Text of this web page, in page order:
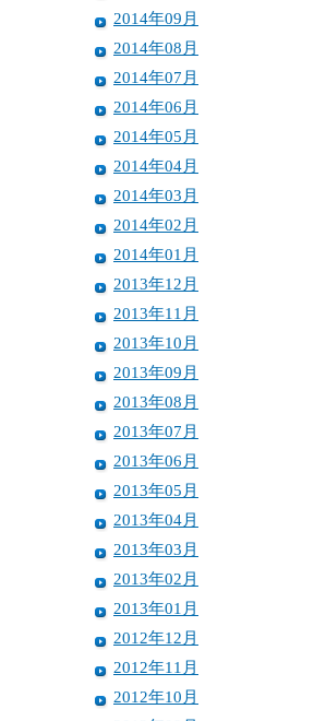
2014年09月
2014年08月
2014年07月
2014年06月
2014年05月
2014年04月
2014年03月
2014年02月
2014年01月
2013年12月
2013年11月
2013年10月
2013年09月
2013年08月
2013年07月
2013年06月
2013年05月
2013年04月
2013年03月
2013年02月
2013年01月
2012年12月
2012年11月
2012年10月